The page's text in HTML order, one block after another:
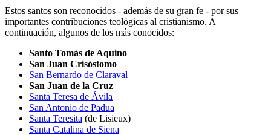
Estos santos son reconocidos - además de su gran fe - por sus
importantes contribuciones teológicas al cristianismo. A
continuación, algunos de los más conocidos:
Santo Tomás de Aquino
San Juan Crisóstomo
San Bernardo de Claraval
San Juan de la Cruz
Santa Teresa de Ávila
San Antonio de Padua
Santa Teresita (de Lisieux)
Santa Catalina de Siena